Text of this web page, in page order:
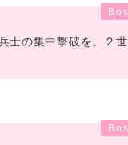
士の集中撃破を。２世